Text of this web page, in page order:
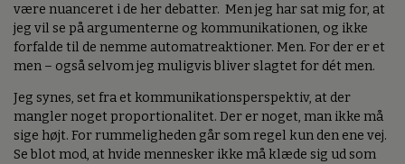
være nuanceret i de her debatter. Men jeg har sat mig for, at
jeg vil se på argumenterne og kommunikationen, og ikke
forfalde til de nemme automatreaktioner. Men. For der er et
men – også selvom jeg muligvis bliver slagtet for dét men.
Jeg synes, set fra et kommunikationsperspektiv, at der
mangler noget proportionalitet. Der er noget, man ikke må
sige højt. For rummeligheden går som regel kun den ene vej.
Se blot mod, at hvide mennesker ikke må klæde sig ud som